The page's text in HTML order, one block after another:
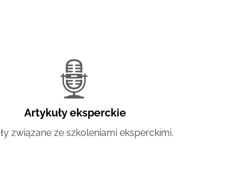
Artykuły eksperckie
związane ze szkoleniami eksperckimi.